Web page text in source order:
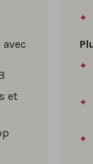
et